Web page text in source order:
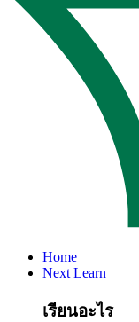
Home
Next Learn
เรียนอะไร